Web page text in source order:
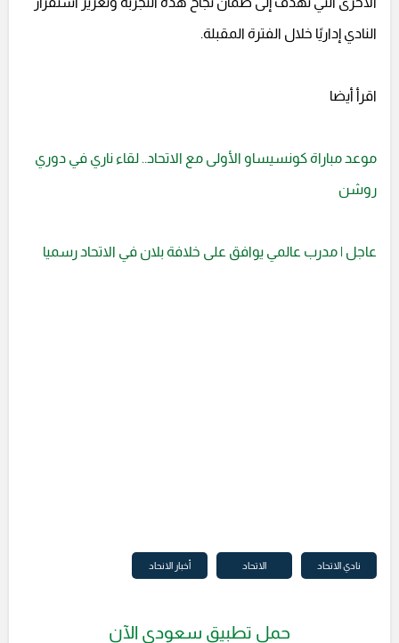
النادي إداريًا خلال الفترة المقبلة.
اقرأ أيضا
موعد مباراة كونسيساو الأولى مع الاتحاد.. لقاء ناري في دوري
روشن
عاجل | مدرب عالمي يوافق على خلافة بلان في الاتحاد رسميا
نادي الاتحاد الاتحاد أخبار الانحاد
حمل تطبيق سعودي الآن